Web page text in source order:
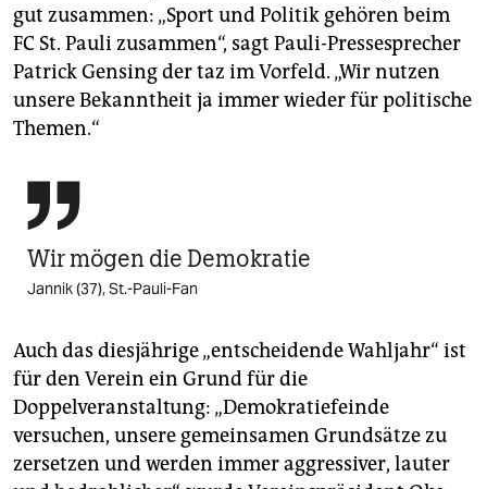
gut zusammen: „Sport und Politik gehören beim
FC St. Pauli zusammen“, sagt Pauli-Pressesprecher
Patrick Gensing der taz im Vorfeld. „Wir nutzen
unsere Bekanntheit ja immer wieder für politische
Themen.“

Wir mögen die Demokratie
Jannik (37), St.-Pauli-Fan
Auch das diesjährige „entscheidende Wahljahr“ ist
für den Verein ein Grund für die
Doppelveranstaltung: „Demokratiefeinde
versuchen, unsere gemeinsamen Grundsätze zu
zersetzen und werden immer aggressiver, lauter